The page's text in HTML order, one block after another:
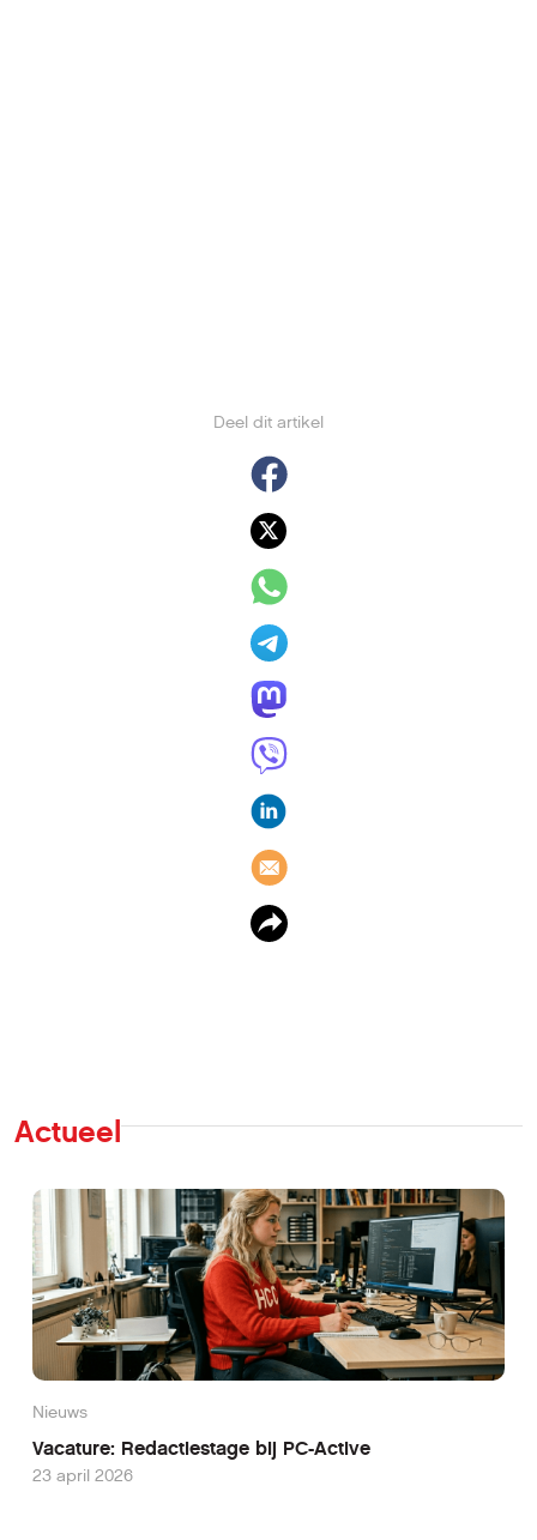
Deel dit artikel
Actueel
Nieuws
Vacature: Redactiestage bij PC-Active
23 april 2026